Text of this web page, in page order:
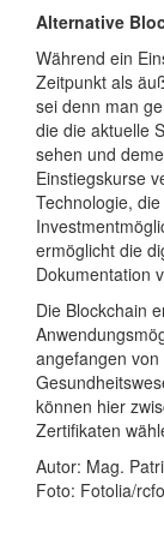
Alternative
Während ein
Zeitpunkt als
sei denn man
die die aktuelle
sehen und
Einstiegskurse
Technologie,
ermöglicht die
Dokumentation
Die Blockchain
angefangen
können hier
Zertifikaten
Autor: Mag.
Foto: Fotolia/